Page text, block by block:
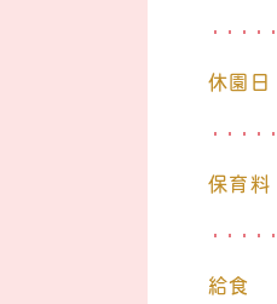
休園日
保育料
給食